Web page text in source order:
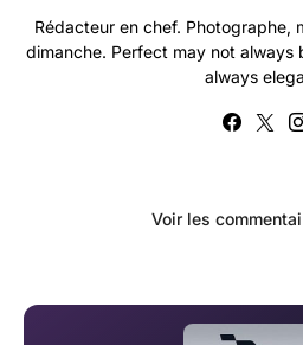
Rédacteur en chef. Photographe,
dimanche. Perfect may not
always
Voir les